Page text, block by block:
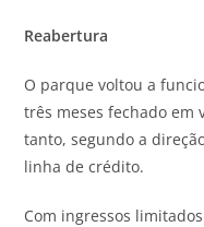
Reabertura
O parque voltou a
três meses fechado em
tanto, segundo a
linha de crédito.
Com ingressos